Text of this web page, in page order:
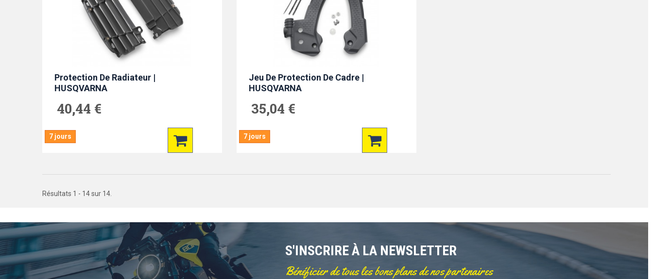
Protection De Radiateur |
HUSQVARNA
40,44 €
7 jours
Jeu De Protection De Cadre |
HUSQVARNA
35,04 €
7 jours
Résultats 1 - 14 sur 14.
S'INSCRIRE À LA NEWSLETTER
Bénéficier de tous les bons plans de nos partenaires